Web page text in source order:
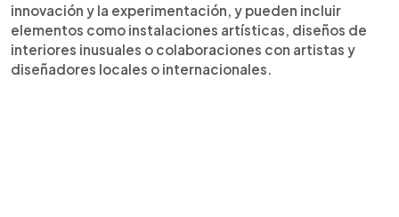
innovación y la experimentación, y pueden incluir
elementos como instalaciones artísticas, diseños de
interiores inusuales o colaboraciones con artistas y
diseñadores locales o internacionales.